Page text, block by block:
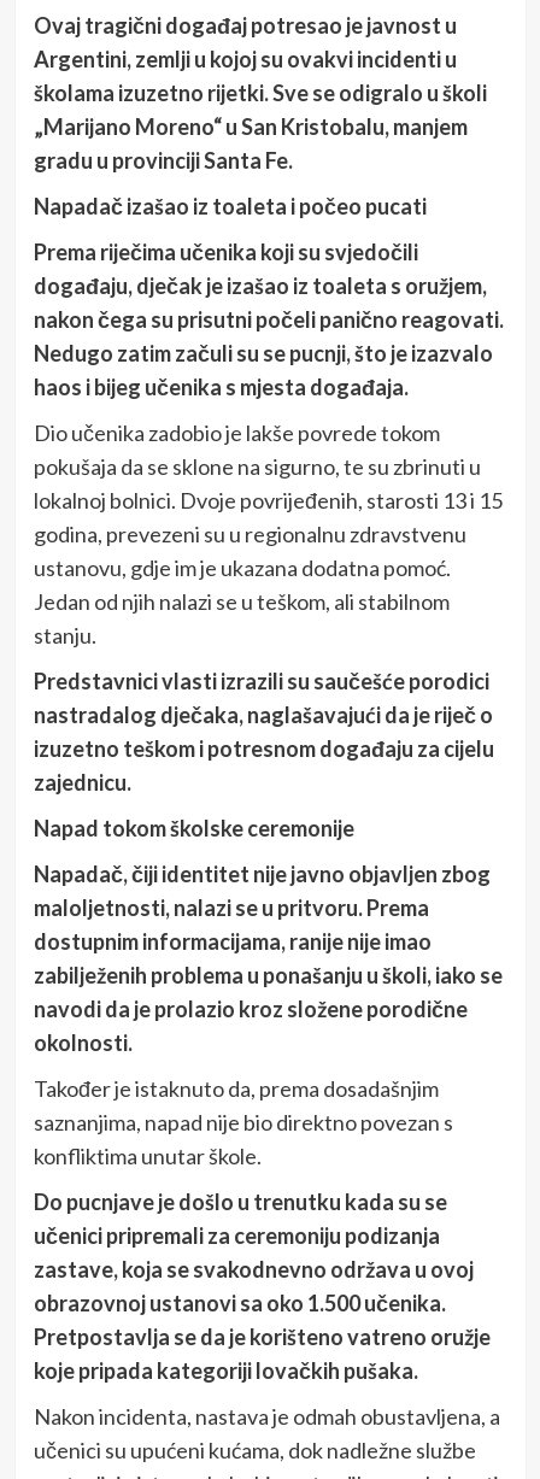
Ovaj tragični događaj potresao je javnost u
Argentini, zemlji u kojoj su ovakvi incidenti u
školama izuzetno rijetki. Sve se odigralo u školi
„Marijano Moreno“ u San Kristobalu, manjem
gradu u provinciji Santa Fe.
Napadač izašao iz toaleta i počeo pucati
Prema riječima učenika koji su svjedočili
događaju, dječak je izašao iz toaleta s oružjem,
nakon čega su prisutni počeli panično reagovati.
Nedugo zatim začuli su se pucnji, što je izazvalo
haos i bijeg učenika s mjesta događaja.
Dio učenika zadobio je lakše povrede tokom
pokušaja da se sklone na sigurno, te su zbrinuti u
lokalnoj bolnici. Dvoje povrijeđenih, starosti 13 i 15
godina, prevezeni su u regionalnu zdravstvenu
ustanovu, gdje im je ukazana dodatna pomoć.
Jedan od njih nalazi se u teškom, ali stabilnom
stanju.
Predstavnici vlasti izrazili su saučešće porodici
nastradalog dječaka, naglašavajući da je riječ o
izuzetno teškom i potresnom događaju za cijelu
zajednicu.
Napad tokom školske ceremonije
Napadač, čiji identitet nije javno objavljen zbog
maloljetnosti, nalazi se u pritvoru. Prema
dostupnim informacijama, ranije nije imao
zabilježenih problema u ponašanju u školi, iako se
navodi da je prolazio kroz složene porodične
okolnosti.
Također je istaknuto da, prema dosadašnjim
saznanjima, napad nije bio direktno povezan s
konfliktima unutar škole.
Do pucnjave je došlo u trenutku kada su se
učenici pripremali za ceremoniju podizanja
zastave, koja se svakodnevno održava u ovoj
obrazovnoj ustanovi sa oko 1.500 učenika.
Pretpostavlja se da je korišteno vatreno oružje
koje pripada kategoriji lovačkih pušaka.
Nakon incidenta, nastava je odmah obustavljena, a
učenici su upućeni kućama, dok nadležne službe